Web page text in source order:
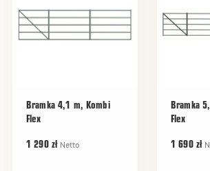
Bramka 4,1 m, Kombi
Flex
1 290 zł Netto
Bramka
Flex
1 690 zł